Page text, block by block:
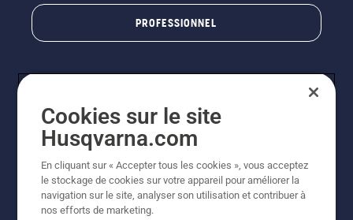
PROFESSIONNEL
© Husqvarna AB (publ). Tous droits réservés. Les prix
indiqués sont des prix de vente conseillés. Photos non
Cookies sur le site
Husqvarna.com
En cliquant sur « Accepter tous les cookies », vous acceptez
le stockage de cookies sur votre appareil pour améliorer la
navigation sur le site, analyser son utilisation et contribuer à
nos efforts de marketing.